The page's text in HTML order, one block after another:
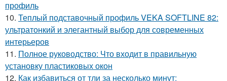
профиль
10. Теплый подставочный профиль VEKA SOFTLINE 82:
ультратонкий и элегантный выбор для современных
интерьеров
11. Полное руководство: Что входит в правильную
установку пластиковых окон
12. Как избавиться от тли за несколько минут: